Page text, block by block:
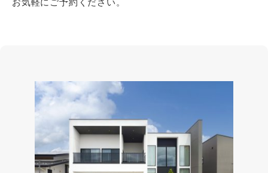
お気軽にご予約ください。